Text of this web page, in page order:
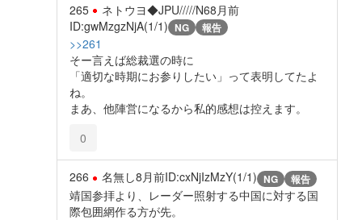
265 ネトウヨ◆JPU/////N68月前
ID:gwMzgzNjA(1/1) NG 報告
>>261
そー言えば総裁選の時に
「適切な時期にお参りしたい」って表明してたよ
ね。
まあ、他陣営になるから私的感想は控えます。
0
266 名無し8月前ID:cxNjIzMzY(1/1) NG 報告
靖国参拝より、レーダー照射する中国に対する国
際包囲網作る方が先。